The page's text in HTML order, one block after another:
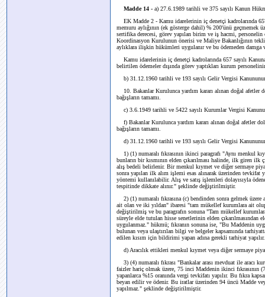
Madde 14 - a) 27.6.1989 tarihli ve 375 sayılı Kanun
EK Madde 2 - Kamu idarelerinin iç denetçi kadrolarında
memuru aylığının (ek gösterge dahil) % 200'ünü geçmemek
sertifika derecesi, görev yapılan birim ve iş hacmi,
Koordinasyon Kurulunun önerisi ve Maliye Bakanlığının
aylıklara ilişkin hükümleri uygulanır ve bu ödemeden
Kamu idarelerinin iç denetçi kadrolarında 657 sayılı
belirtilen ödemeler dışında görev yaptıkları kurum
b) 31.12.1960 tarihli ve 193 sayılı Gelir Vergisi
10. Bakanlar Kurulunca yardım kararı alınan doğal afetler
bağışların tamamı.
c) 3.6.1949 tarihli ve 5422 sayılı Kurumlar Vergisi
f) Bakanlar Kurulunca yardım kararı alınan doğal afetler
bağışların tamamı.
d) 31.12.1960 tarihli ve 193 sayılı Gelir Vergisi
1) (1) numaralı fıkrasının ikinci paragrafı "Aynı menkul
bunların bir kısmının elden çıkarılması halinde, ilk giren
alış bedeli belirlenir. Bir menkul kıymet ve diğer sermaye
sonra yapılan ilk alım işlemi esas alınarak üzerinden tevkifat
yöntemi kullanılabilir. Alış ve satış işlemleri dolayısıyla
tespitinde dikkate alınır." şeklinde değiştirilmiştir.
2) (1) numaralı fıkrasına (c) bendinden sonra gelmek
ait olan ve iki yıldan" ibaresi "tam mükellef kurumlara ait
değiştirilmiş ve bu paragrafın sonuna "Tam mükellef
süreyle elde tutulan hisse senetlerinin elden
uygulanmaz." hükmü; fıkranın sonuna ise, "Bu Maddenin
bulunan veya ulaştırılan bilgi ve belgeler kapsamında
edilen kısım için bildirimi yapan adına gerekli tarhiyat
d) Aracılık ettikleri menkul kıymet veya diğer sermaye
3) (4) numaralı fıkrası "Bankalar arası mevduat ile aracı
faizler hariç olmak üzere, 75 inci Maddenin ikinci fıkrasının
yapanlarca %15 oranında vergi tevkifatı yapılır. Bu fıkra
beyan edilir ve ödenir. Bu iratlar üzerinden 94 üncü Madde
yapılmaz." şeklinde değiştirilmiştir.